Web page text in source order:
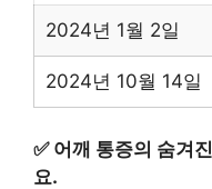
2024년 1월 2일
2024년 10월 14일
✅ 어깨 통증의 숨겨
요.